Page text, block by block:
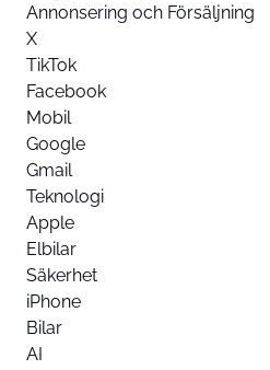
Annonsering och Försäljning
X
TikTok
Facebook
Mobil
Google
Gmail
Teknologi
Apple
Elbilar
Säkerhet
iPhone
Bilar
AI